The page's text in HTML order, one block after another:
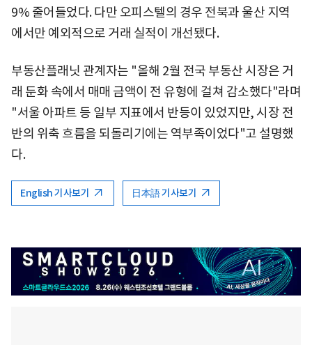
9% 줄어들었다. 다만 오피스텔의 경우 전북과 울산 지역
에서만 예외적으로 거래 실적이 개선됐다.
부동산플래닛 관계자는 "올해 2월 전국 부동산 시장은 거
래 둔화 속에서 매매 금액이 전 유형에 걸쳐 감소했다"라며
"서울 아파트 등 일부 지표에서 반등이 있었지만, 시장 전
반의 위축 흐름을 되돌리기에는 역부족이었다"고 설명했
다.
English 기사보기 日本語 기사보기